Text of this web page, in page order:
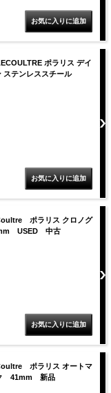
ポラリス デイ
ステンレススチール
ポラリス クロノグ
USED 中古
ポラリス オートマ
41mm 新品